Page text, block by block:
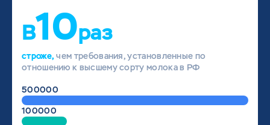
В10раз
строже, чем требования, установленные по
отношению к высшему сорту молока в РФ
500000
100000